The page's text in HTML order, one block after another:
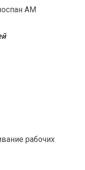
АМ
рабочих